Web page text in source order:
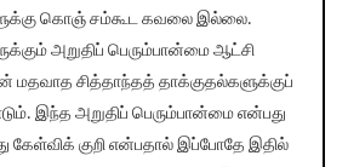
கொஞ் சம்கூட கவலை இல்லை.
அறுதிப் பெரும்பான்மை ஆட்சி
மதவாத சித்தாந்தத் தாக்குதல்களுக்குப்
இந்த அறுதிப் பெரும்பான்மை என்பது
கேள்விக் குறி என்பதால் இப்போதே இதில்